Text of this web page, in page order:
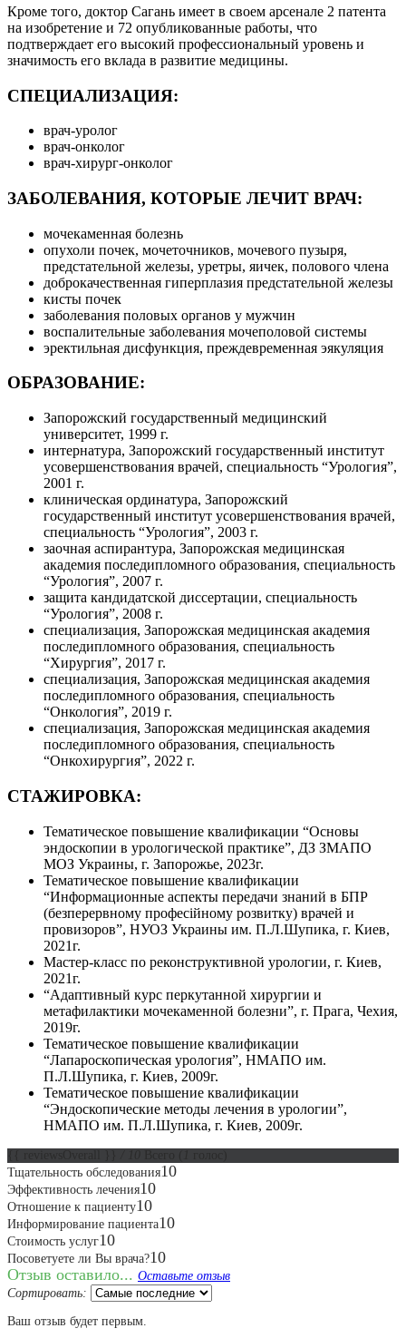
Кроме того, доктор Сагань имеет в своем арсенале 2 патента
на изобретение и 72 опубликованные работы, что
подтверждает его высокий профессиональный уровень и
значимость его вклада в развитие медицины.
СПЕЦИАЛИЗАЦИЯ:
врач-уролог
врач-онколог
врач-хирург-онколог
ЗАБОЛЕВАНИЯ, КОТОРЫЕ ЛЕЧИТ ВРАЧ:
мочекаменная болезнь
опухоли почек, мочеточников, мочевого пузыря,
предстательной железы, уретры, яичек, полового члена
доброкачественная гиперплазия предстательной железы
кисты почек
заболевания половых органов у мужчин
воспалительные заболевания мочеполовой системы
эректильная дисфункция, преждевременная эякуляция
ОБРАЗОВАНИЕ:
Запорожский государственный медицинский
университет, 1999 г.
интернатура, Запорожский государственный институт
усовершенствования врачей, специальность “Урология”,
2001 г.
клиническая ординатура, Запорожский
государственный институт усовершенствования врачей,
специальность “Урология”, 2003 г.
заочная аспирантура, Запорожская медицинская
академия последипломного образования, специальность
“Урология”, 2007 г.
защита кандидатской диссертации, специальность
“Урология”, 2008 г.
специализация, Запорожская медицинская академия
последипломного образования, специальность
“Хирургия”, 2017 г.
специализация, Запорожская медицинская академия
последипломного образования, специальность
“Онкология”, 2019 г.
специализация, Запорожская медицинская академия
последипломного образования, специальность
“Онкохирургия”, 2022 г.
СТАЖИРОВКА:
Тематическое повышение квалификации “Основы
эндоскопии в урологической практике”, ДЗ ЗМАПО
МОЗ Украины, г. Запорожье, 2023г.
Тематическое повышение квалификации
“Информационные аспекты передачи знаний в БПР
(безперервному професійному розвитку) врачей и
провизоров”, НУОЗ Украины им. П.Л.Шупика, г. Киев,
2021г.
Мастер-класс по реконструктивной урологии, г. Киев,
2021г.
“Адаптивный курс перкутанной хирургии и
метафилактики мочекаменной болезни”, г. Прага, Чехия,
2019г.
Тематическое повышение квалификации
“Лапароскопическая урология”, НМАПО им.
П.Л.Шупика, г. Киев, 2009г.
Тематическое повышение квалификации
“Эндоскопические методы лечения в урологии”,
НМАПО им. П.Л.Шупика, г. Киев, 2009г.
Тщательность обследования10
Эффективность лечения10
Отношение к пациенту10
Информирование пациента10
Стоимость услуг10
Посоветуете ли Вы врача?10
Отзыв оставило... Оставьте отзыв
Сортировать:
Ваш отзыв будет первым.